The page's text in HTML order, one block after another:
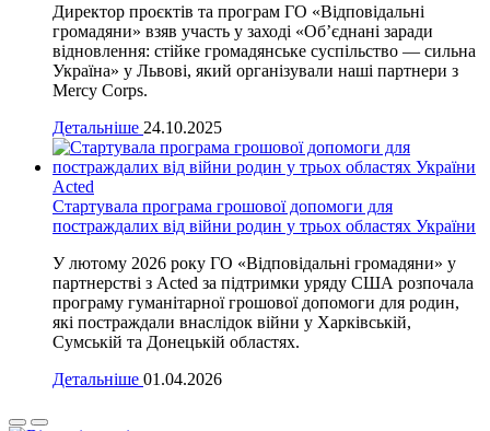
Директор проєктів та програм ГО «Відповідальні
громадяни» взяв участь у заході «Об’єднані заради
відновлення: стійке громадянське суспільство — сильна
Україна» у Львові, який організували наші партнери з
Mercy Corps.
Детальніше 24.10.2025
Acted
Стартувала програма грошової допомоги для
постраждалих від війни родин у трьох областях України
У лютому 2026 року ГО «Відповідальні громадяни» у
партнерстві з Acted за підтримки уряду США розпочала
програму гуманітарної грошової допомоги для родин,
які постраждали внаслідок війни у Харківській,
Сумській та Донецькій областях.
Детальніше 01.04.2026